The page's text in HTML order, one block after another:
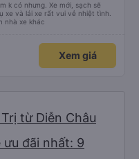
k có nhưng. Xe mới, sạch sẽ
xe và lái xe rất vui vẻ nhiệt tình.
nhà xe khác
Xem giá
từ Diễn Châu
đãi nhất: 9